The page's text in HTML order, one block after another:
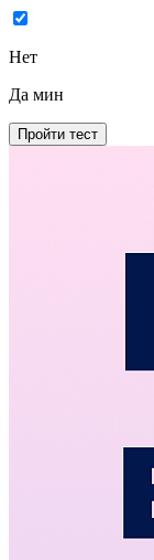
Нет
Да мин
Пройти тест